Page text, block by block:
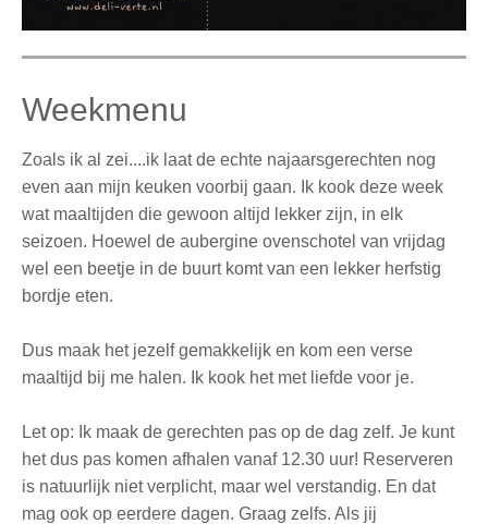
Weekmenu
Zoals ik al zei....ik laat de echte najaarsgerechten nog
even aan mijn keuken voorbij gaan. Ik kook deze week
wat maaltijden die gewoon altijd lekker zijn, in elk
seizoen. Hoewel de aubergine ovenschotel van vrijdag
wel een beetje in de buurt komt van een lekker herfstig
bordje eten.
Dus maak het jezelf gemakkelijk en kom een verse
maaltijd bij me halen. Ik kook het met liefde voor je.
Let op: Ik maak de gerechten pas op de dag zelf. Je kunt
het dus pas komen afhalen vanaf 12.30 uur! Reserveren
is natuurlijk niet verplicht, maar wel verstandig. En dat
mag ook op eerdere dagen. Graag zelfs. Als jij